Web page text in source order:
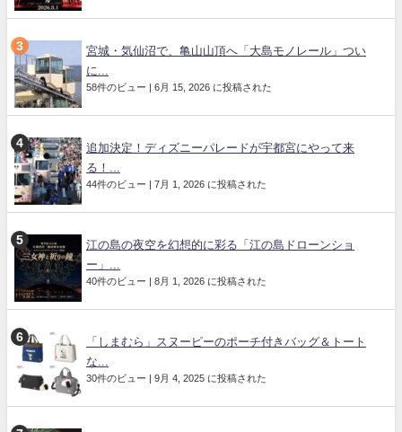
宮城・気仙沼で、亀山山頂へ「大島モノレール」つい
に...
58件のビュー 6月 15, 2026 に投稿された
追加決定！ディズニーパレードが宇都宮にやって来
る！...
44件のビュー 7月 1, 2026 に投稿された
江の島の夜空を幻想的に彩る「江の島ドローンショ
ー」...
40件のビュー 8月 1, 2026 に投稿された
「しまむら」スヌーピーのポーチ付きバッグ＆トート
な...
30件のビュー 9月 4, 2025 に投稿された